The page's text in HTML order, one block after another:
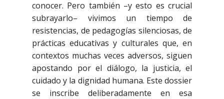
conocer. Pero también –y esto es crucial
subrayarlo– vivimos un tiempo de
resistencias, de pedagogías silenciosas, de
prácticas educativas y culturales que, en
contextos muchas veces adversos, siguen
apostando por el diálogo, la justicia, el
cuidado y la dignidad humana. Este dossier
se inscribe deliberadamente en esa